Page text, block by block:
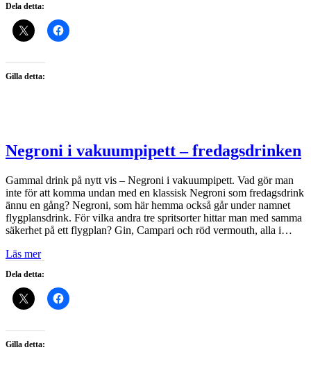
Dela detta:
Gilla detta:
Negroni i vakuumpipett – fredagsdrinken
Gammal drink på nytt vis – Negroni i vakuumpipett. Vad gör man
inte för att komma undan med en klassisk Negroni som fredagsdrink
ännu en gång? Negroni, som här hemma också går under namnet
flygplansdrink. För vilka andra tre spritsorter hittar man med samma
säkerhet på ett flygplan? Gin, Campari och röd vermouth, alla i…
Läs mer
Dela detta:
Gilla detta: